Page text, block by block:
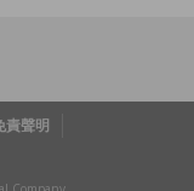
責聲明